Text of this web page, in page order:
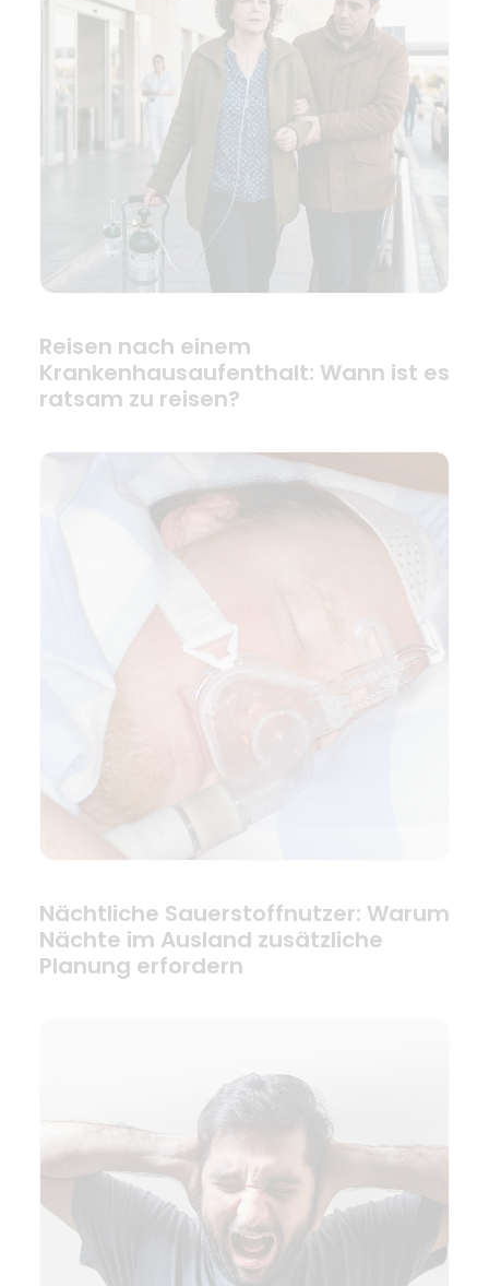
Reisen nach einem
Krankenhausaufenthalt: Wann ist es
ratsam zu reisen?
Nächtliche Sauerstoffnutzer: Warum
Nächte im Ausland zusätzliche
Planung erfordern